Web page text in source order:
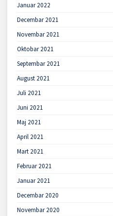
Januar 2022
Decembar 2021
Novembar 2021
Oktobar 2021
Septembar 2021
August 2021
Juli 2021
Juni 2021
Maj 2021
April 2021
Mart 2021
Februar 2021
Januar 2021
Decembar 2020
Novembar 2020